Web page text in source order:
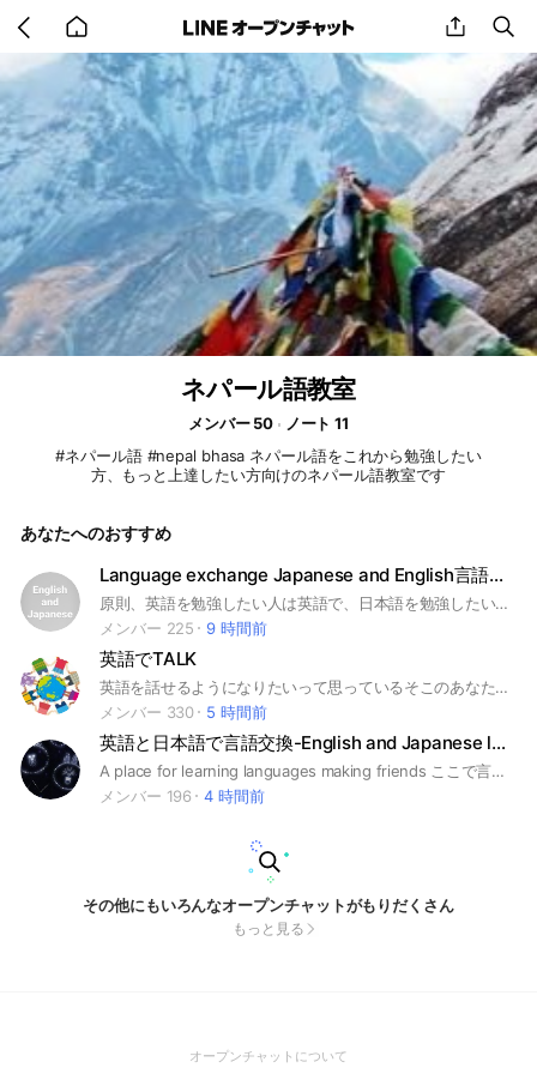
back
to
home
share
ネパール語教室
メンバー 50
ノート 11
#ネパール語 #nepal bhasa ネパール語をこれから勉強したい
方、もっと上達したい方向けのネパール語教室です
あなたへのおすすめ
Language exchange Japanese and English言語交換 日本語と英語
原則、英語を勉強したい人は英語で、日本語を勉強したい人は日本語で。そして間違いを直し合おう! In principal, if you want to learn English, you should use English, if you want to learn Japanese, you should use Japanese and correct each other! スパムや広告目的と判断した場合はすぐに削除＆通報いたします。
メンバー 225
9 時間前
英語でTALK
英語を話せるようになりたいって思っているそこのあなた‼日頃から英語に触れ、一緒に英語向上を目指しませんか？このグループでの会話すべてONLY ENGLISHです。
メンバー 330
5 時間前
英語と日本語で言語交換-English and Japanese language exchange
A place for learning languages making friends ここで言語勉強して、友達ができます！ #英語 #日本語 #言語交換 #English #Japanese #LanguageExchange
メンバー 196
4 時間前
その他にもいろんなオープンチャットがもりだくさん
もっと見る
オープンチャットについて